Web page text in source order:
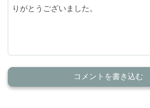
りがとうございました。
コメントを書き込む